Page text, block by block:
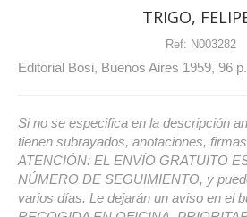
TRIGO,
Ref: N003282
Editorial Bosi, Buenos Aires 1959, 96
Si no se especifica en la descripción
tienen subrayados, anotaciones,
ATENCIÓN: EL ENVÍO GRATUITO
NÚMERO DE SEGUIMIENTO, y
varios días. Le dejarán un aviso en el